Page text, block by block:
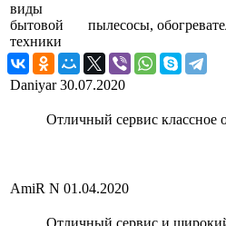
виды
бытовой
техники
пылесосы,
Daniyar 30.07.2020
Отличный сервис классное
AmiR N 01.04.2020